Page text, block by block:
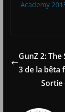
Academy
GunZ 2:
3 de la bêta
Sortie